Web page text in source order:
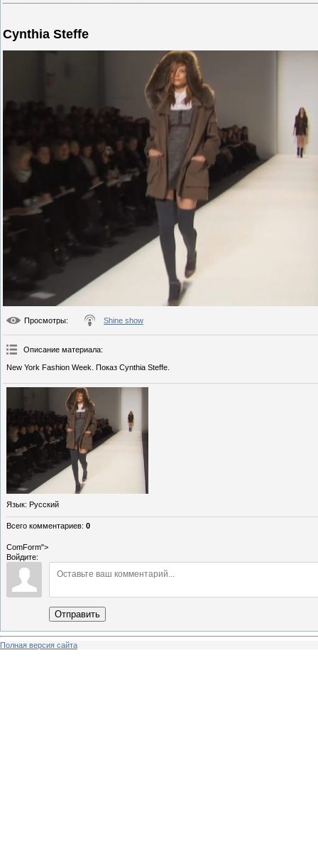
Cynthia Steffe
Просмотры: Shine show
Описание материала:
New York Fashion Week. Показ Cynthia Steffe.
Язык: Русский
Всего комментариев: 0
ComForm">
Войдите:
Отправить
Полная версия сайта